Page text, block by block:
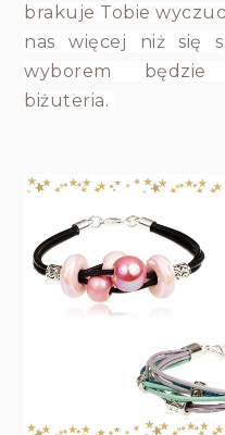
brakuje Tobie
nas więcej niż się
wyborem będzie
biżuteria.